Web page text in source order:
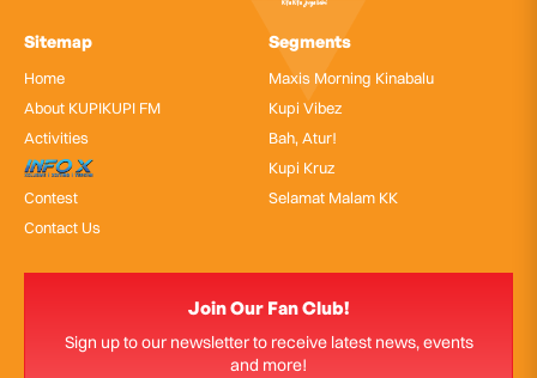
Sitemap
Home
About KUPIKUPI FM
Activities
InfoX
Contest
Contact Us
Segments
Maxis Morning Kinabalu
Kupi Vibez
Bah, Atur!
Kupi Kruz
Selamat Malam KK
Join Our Fan Club!
Sign up to our newsletter to receive latest news, events
and more!